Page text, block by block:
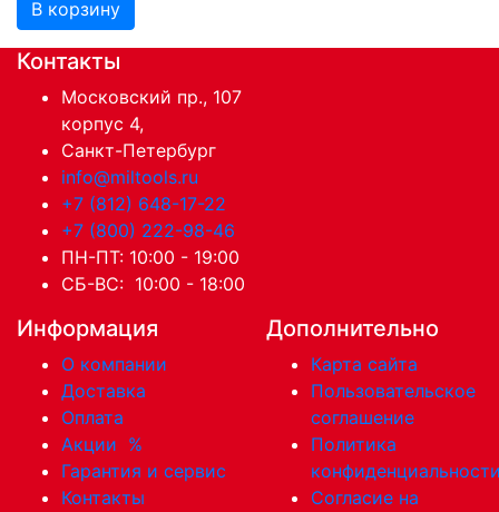
В корзину
Контакты
Московский пр., 107
корпус 4,
Санкт-Петербург
info@miltools.ru
+7 (812) 648-17-22
+7 (800) 222-98-46
ПН-ПТ: 10:00 - 19:00
СБ-ВС: 10:00 - 18:00
Информация
О компании
Доставка
Оплата
Акции %
Гарантия и сервис
Контакты
Дополнительно
Карта сайта
Пользовательское
соглашение
Политика
Согласие на